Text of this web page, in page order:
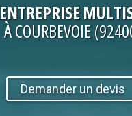
ENTREPRISE
À COURBEVOIE
Demander un devis